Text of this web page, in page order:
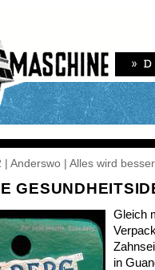
Anderswo | Alles wird
Gleich
in